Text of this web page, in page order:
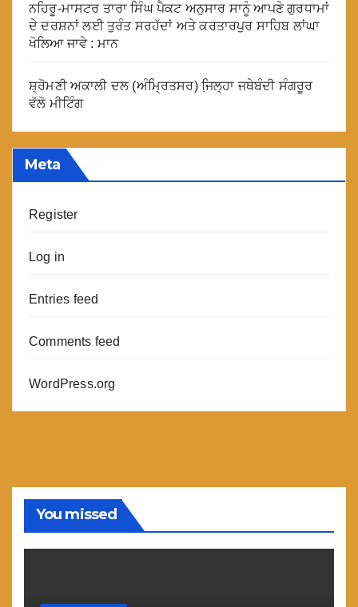
ਨਹਿਰੂ-ਮਾਸਟਰ ਤਾਰਾ ਸਿੰਘ ਪੈਕਟ ਅਨੁਸਾਰ ਸਾਨੂੰ ਆਪਣੇ ਗੁਰਧਾਮਾਂ
ਦੇ ਦਰਸ਼ਨਾਂ ਲਈ ਤੁਰੰਤ ਸਰਹੱਦਾਂ ਅਤੇ ਕਰਤਾਰਪੁਰ ਸਾਹਿਬ ਲਾਂਘਾ
ਖੋਲਿਆ ਜਾਵੇ : ਮਾਨ
ਸ਼੍ਰੋਮਣੀ ਅਕਾਲੀ ਦਲ (ਅੰਮ੍ਰਿਤਸਰ) ਜਿ਼ਲ੍ਹਾ ਜਥੇਬੰਦੀ ਸੰਗਰੂਰ
ਵੱਲੋ ਮੀਟਿੰਗ
Meta
Register
Log in
Entries feed
Comments feed
WordPress.org
You missed